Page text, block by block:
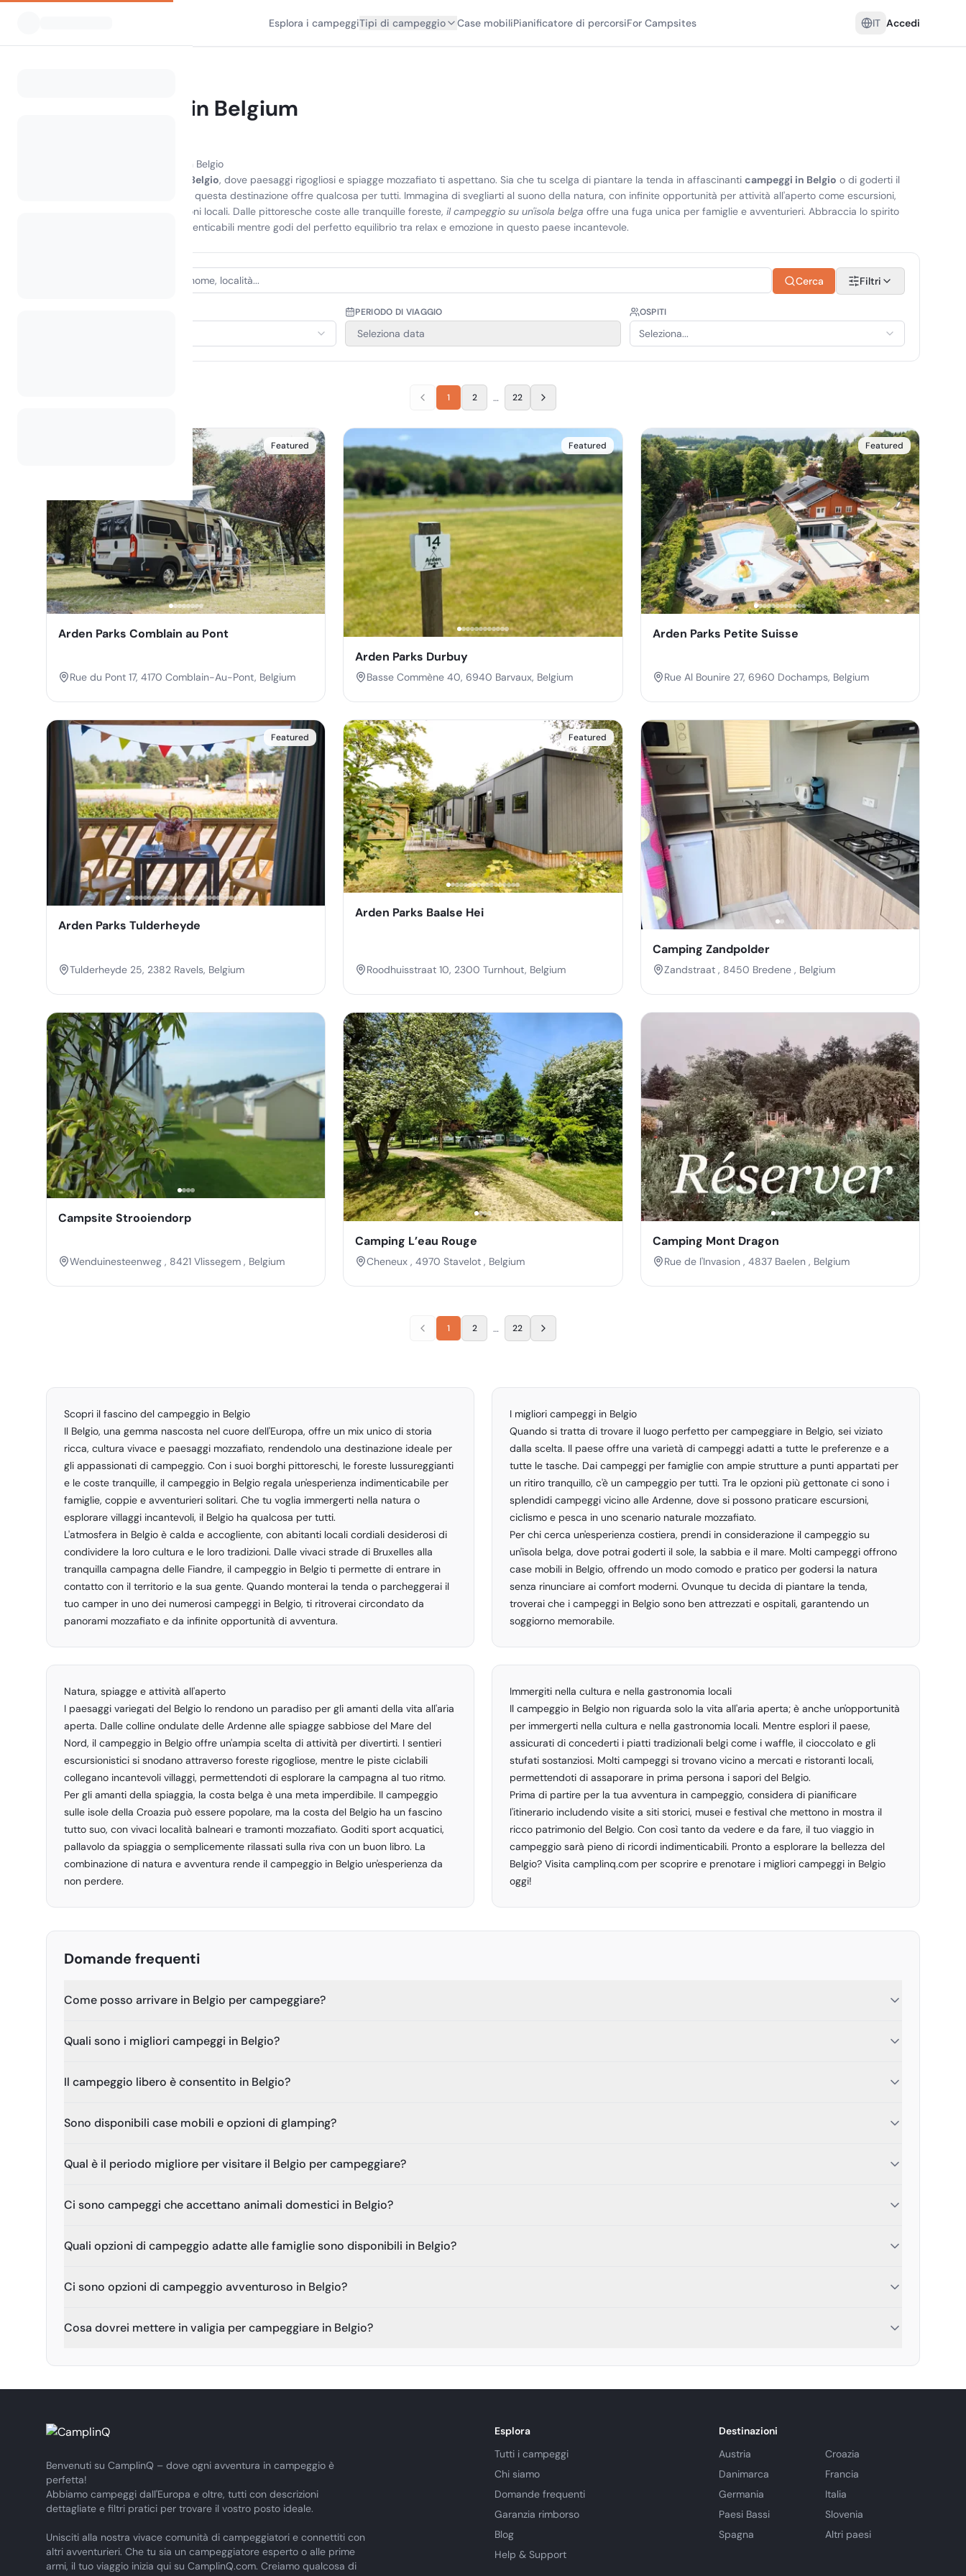
Esplora i campeggiTipi di campeggio Case mobiliPianificatore di percorsiFor Campsites IT Accedi
Campeggio in Belgium
Scopri la gioia del campeggio in Belgio
camping in Belgio, dove paesaggi rigogliosi e spiagge mozzafiato ti aspettano. Sia che tu scelga di piantare la tenda in affascinanti campeggi in Belgio o di goderti il
comfort di un'accogliente baita, questa destinazione offre qualcosa per tutti. Immagina di svegliarti al suono della natura, con infinite opportunità per attività all'aperto come escursioni,
ciclismo ed esplorare le attrazioni locali. Dalle pittoresche coste alle tranquille foreste, il campeggio su un'isola belga offre una fuga unica per famiglie e avventurieri. Abbraccia lo spirito
d'avventura e crea ricordi indimenticabili mentre godi del perfetto equilibrio tra relax e emozione in questo paese incantevole.
Cerca Filtri
PERIODO DI VIAGGIO
Seleziona data
OSPITI
Seleziona...
1 2 … 22
Featured
Arden Parks Comblain au Pont
Rue du Pont 17, 4170 Comblain-Au-Pont, Belgium
Featured
Arden Parks Durbuy
Basse Commène 40, 6940 Barvaux, Belgium
Featured
Arden Parks Petite Suisse
Rue Al Bounire 27, 6960 Dochamps, Belgium
Featured
Arden Parks Tulderheyde
Tulderheyde 25, 2382 Ravels, Belgium
Featured
Arden Parks Baalse Hei
Roodhuisstraat 10, 2300 Turnhout, Belgium
Camping Zandpolder
Zandstraat , 8450 Bredene , Belgium
Campsite Strooiendorp
Wenduinesteenweg , 8421 Vlissegem , Belgium
Camping L’eau Rouge
Cheneux , 4970 Stavelot , Belgium
Camping Mont Dragon
Rue de l'Invasion , 4837 Baelen , Belgium
1 2 … 22
Scopri il fascino del campeggio in Belgio
Il Belgio, una gemma nascosta nel cuore dell'Europa, offre un mix unico di storia
ricca, cultura vivace e paesaggi mozzafiato, rendendolo una destinazione ideale per
gli appassionati di campeggio. Con i suoi borghi pittoreschi, le foreste lussureggianti
e le coste tranquille, il campeggio in Belgio regala un'esperienza indimenticabile per
famiglie, coppie e avventurieri solitari. Che tu voglia immergerti nella natura o
esplorare villaggi incantevoli, il Belgio ha qualcosa per tutti.
L'atmosfera in Belgio è calda e accogliente, con abitanti locali cordiali desiderosi di
condividere la loro cultura e le loro tradizioni. Dalle vivaci strade di Bruxelles alla
tranquilla campagna delle Fiandre, il campeggio in Belgio ti permette di entrare in
contatto con il territorio e la sua gente. Quando monterai la tenda o parcheggerai il
tuo camper in uno dei numerosi campeggi in Belgio, ti ritroverai circondato da
panorami mozzafiato e da infinite opportunità di avventura.
I migliori campeggi in Belgio
Quando si tratta di trovare il luogo perfetto per campeggiare in Belgio, sei viziato
dalla scelta. Il paese offre una varietà di campeggi adatti a tutte le preferenze e a
tutte le tasche. Dai campeggi per famiglie con ampie strutture a punti appartati per
un ritiro tranquillo, c'è un campeggio per tutti. Tra le opzioni più gettonate ci sono i
splendidi campeggi vicino alle Ardenne, dove si possono praticare escursioni,
ciclismo e pesca in uno scenario naturale mozzafiato.
Per chi cerca un'esperienza costiera, prendi in considerazione il campeggio su
un'isola belga, dove potrai goderti il sole, la sabbia e il mare. Molti campeggi offrono
case mobili in Belgio, offrendo un modo comodo e pratico per godersi la natura
senza rinunciare ai comfort moderni. Ovunque tu decida di piantare la tenda,
troverai che i campeggi in Belgio sono ben attrezzati e ospitali, garantendo un
soggiorno memorabile.
Natura, spiagge e attività all'aperto
I paesaggi variegati del Belgio lo rendono un paradiso per gli amanti della vita all'aria
aperta. Dalle colline ondulate delle Ardenne alle spiagge sabbiose del Mare del
Nord, il campeggio in Belgio offre un'ampia scelta di attività per divertirti. I sentieri
escursionistici si snodano attraverso foreste rigogliose, mentre le piste ciclabili
collegano incantevoli villaggi, permettendoti di esplorare la campagna al tuo ritmo.
Per gli amanti della spiaggia, la costa belga è una meta imperdibile. Il campeggio
sulle isole della Croazia può essere popolare, ma la costa del Belgio ha un fascino
tutto suo, con vivaci località balneari e tramonti mozzafiato. Goditi sport acquatici,
pallavolo da spiaggia o semplicemente rilassati sulla riva con un buon libro. La
combinazione di natura e avventura rende il campeggio in Belgio un'esperienza da
non perdere.
Immergiti nella cultura e nella gastronomia locali
Il campeggio in Belgio non riguarda solo la vita all'aria aperta; è anche un'opportunità
per immergerti nella cultura e nella gastronomia locali. Mentre esplori il paese,
assicurati di concederti i piatti tradizionali belgi come i waffle, il cioccolato e gli
stufati sostanziosi. Molti campeggi si trovano vicino a mercati e ristoranti locali,
permettendoti di assaporare in prima persona i sapori del Belgio.
Prima di partire per la tua avventura in campeggio, considera di pianificare
l'itinerario includendo visite a siti storici, musei e festival che mettono in mostra il
ricco patrimonio del Belgio. Con così tanto da vedere e da fare, il tuo viaggio in
campeggio sarà pieno di ricordi indimenticabili. Pronto a esplorare la bellezza del
Belgio? Visita camplinq.com per scoprire e prenotare i migliori campeggi in Belgio
oggi!
Domande frequenti
Come posso arrivare in Belgio per campeggiare?
Quali sono i migliori campeggi in Belgio?
Il campeggio libero è consentito in Belgio?
Sono disponibili case mobili e opzioni di glamping?
Qual è il periodo migliore per visitare il Belgio per campeggiare?
Ci sono campeggi che accettano animali domestici in Belgio?
Quali opzioni di campeggio adatte alle famiglie sono disponibili in Belgio?
Ci sono opzioni di campeggio avventuroso in Belgio?
Cosa dovrei mettere in valigia per campeggiare in Belgio?
Benvenuti su CamplinQ – dove ogni avventura in campeggio è
perfetta!
Abbiamo campeggi dall'Europa e oltre, tutti con descrizioni
dettagliate e filtri pratici per trovare il vostro posto ideale.
Unisciti alla nostra vivace comunità di campeggiatori e connettiti con
altri avventurieri. Che tu sia un campeggiatore esperto o alle prime
armi, il tuo viaggio inizia qui su CamplinQ.com. Creiamo qualcosa di
Esplora
Tutti i campeggi
Chi siamo
Domande frequenti
Garanzia rimborso
Blog
Help & Support
Destinazioni
Austria
Croazia
Danimarca
Francia
Germania
Italia
Paesi Bassi
Slovenia
Spagna
Altri paesi